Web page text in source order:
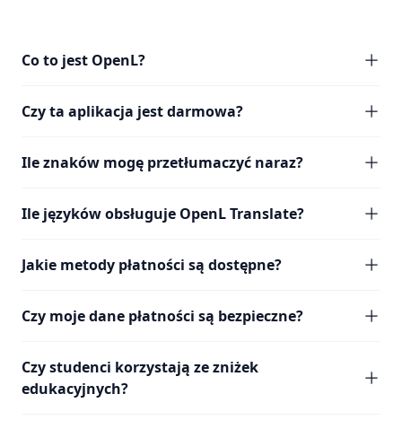
Co to jest OpenL?
Czy ta aplikacja jest darmowa?
Ile znaków mogę przetłumaczyć naraz?
Ile języków obsługuje OpenL Translate?
Jakie metody płatności są dostępne?
Czy moje dane płatności są bezpieczne?
Czy studenci korzystają ze zniżek
edukacyjnych?